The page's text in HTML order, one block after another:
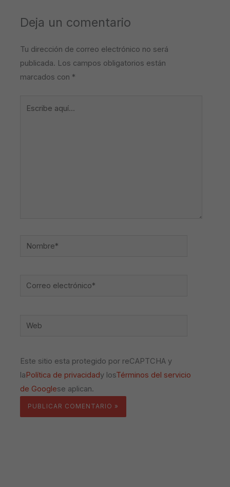
Deja un comentario
Tu dirección de correo electrónico no será
publicada. Los campos obligatorios están
marcados con *
Nombre*
Correo
Web
Este sitio esta protegido por reCAPTCHA y
laPolítica de privacidady losTérminos del servicio
de Googlese aplican.